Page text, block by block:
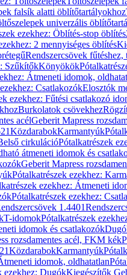
falsík alatti öblítőtartályokhoz
univerzális
ezekhez: Öblítés-stop öblítés
2 mennyiséges öblítés
Rendszercsövek fűtéshez,
SzűkítőkKönyökök
Átmeneti idomok,
CsatlakozókElosztók
ezekhez: Fűtési csatlakozó
Burkolatok csövekhez
acélGeberit Mapress
KözdarabokKarmantyúk
cirkulációPótalkatrészek
átmeneti idomok és
Geberit Mapress
Pótalkatrészek ezekhez:
ezekhez: Átmeneti
Pótalkatrészek ezekhez:
1.4401
T-idomokPótalkatrészek
idomok és csatlakozók
rozsdamentes acél, FKM kék
KözdarabokKarmantyúk
idomok, oldhatatlan
ezekhez: DugókKiegészítők